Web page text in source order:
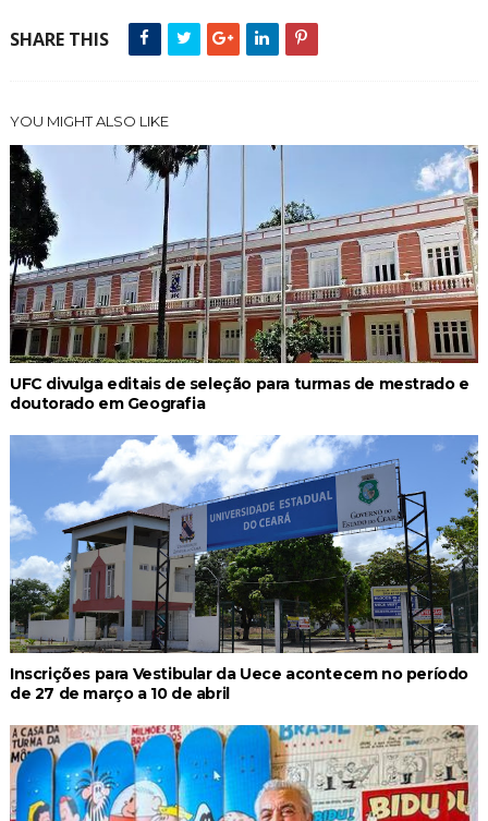
SHARE THIS
YOU MIGHT ALSO LIKE
UFC divulga editais de seleção para turmas de mestrado e
doutorado em Geografia
Inscrições para Vestibular da Uece acontecem no período
de 27 de março a 10 de abril